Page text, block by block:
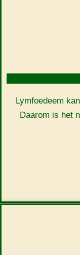
Lymfoedeem
Daarom is het